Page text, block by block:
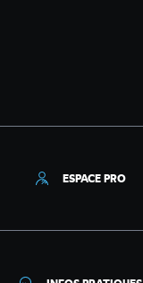
ESPACE PRO